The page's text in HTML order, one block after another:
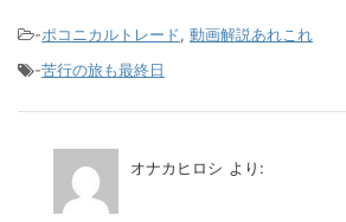
-ポコニカルトレード, 動画解説あれこれ
-苦行の旅も最終日
オナカヒロシ より: